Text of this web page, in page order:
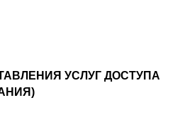
УСЛУГ ДОСТУПА